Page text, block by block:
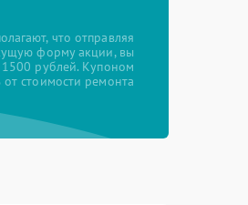
что отправляя
форму акции, вы
1500 рублей. Купоном
стоимости ремонта